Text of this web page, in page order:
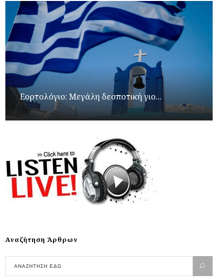
Εορτολόγιο: Μεγάλη δεσποτική γιο...
Αναζήτηση Άρθρων